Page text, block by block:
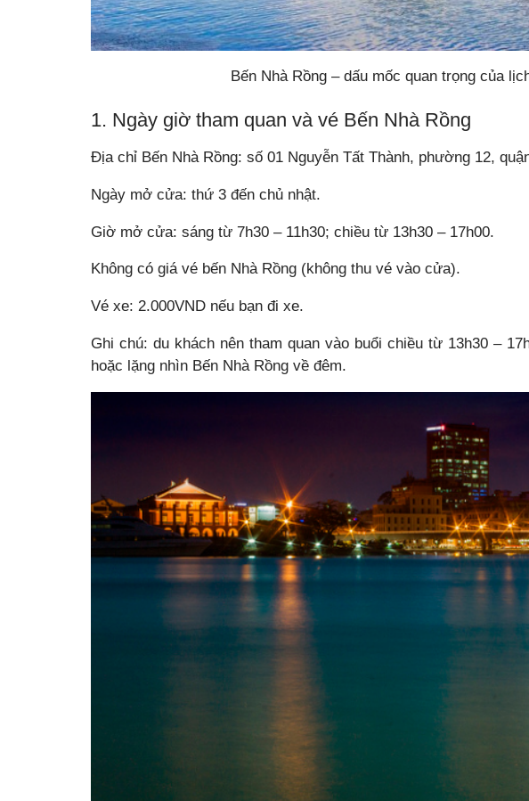
Bến Nhà Rồng – dấu mốc quan trọng của
1. Ngày giờ tham quan và vé Bến Nhà Rồng
Địa chỉ Bến Nhà Rồng: số 01 Nguyễn Tất Thành, phường 12,
Ngày mở cửa: thứ 3 đến chủ nhật.
Giờ mở cửa: sáng từ 7h30 – 11h30; chiều từ 13h30 – 17h00.
Không có giá vé bến Nhà Rồng (không thu vé vào cửa).
Vé xe: 2.000VND nếu bạn đi xe.
Ghi chú: du khách nên tham quan vào buổi chiều từ 13h30 –
hoặc lặng nhìn Bến Nhà Rồng về đêm.